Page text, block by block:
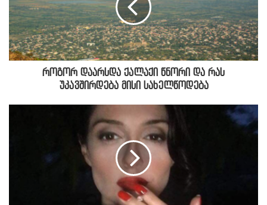
როგორ დაარსდა ქალაქი წნორი და რას
უკავშირდება მისი სახელწოდება